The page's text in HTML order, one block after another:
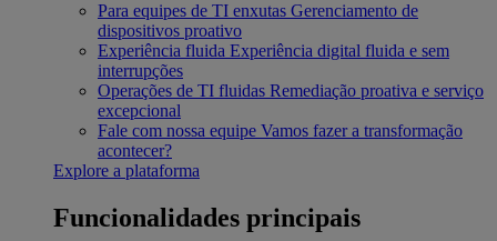
Para equipes de TI enxutas Gerenciamento de
dispositivos proativo
Experiência fluida Experiência digital fluida e sem
interrupções
Operações de TI fluidas Remediação proativa e serviço
excepcional
Fale com nossa equipe Vamos fazer a transformação
acontecer?
Explore a plataforma
Funcionalidades principais